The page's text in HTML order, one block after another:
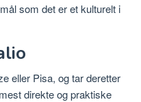
som det er et kulturelt i
eller Pisa, og tar deretter
direkte og praktiske